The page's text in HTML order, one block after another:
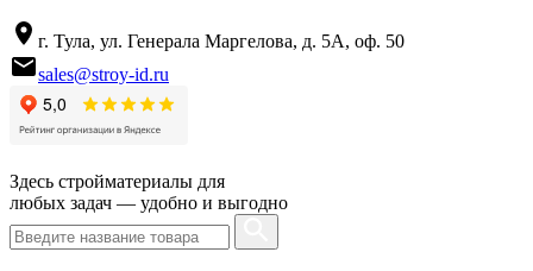
г. Тула, ул. Генерала Маргелова, д. 5А, оф. 50
sales@stroy-id.ru
Здесь стройматериалы для
любых задач — удобно и выгодно